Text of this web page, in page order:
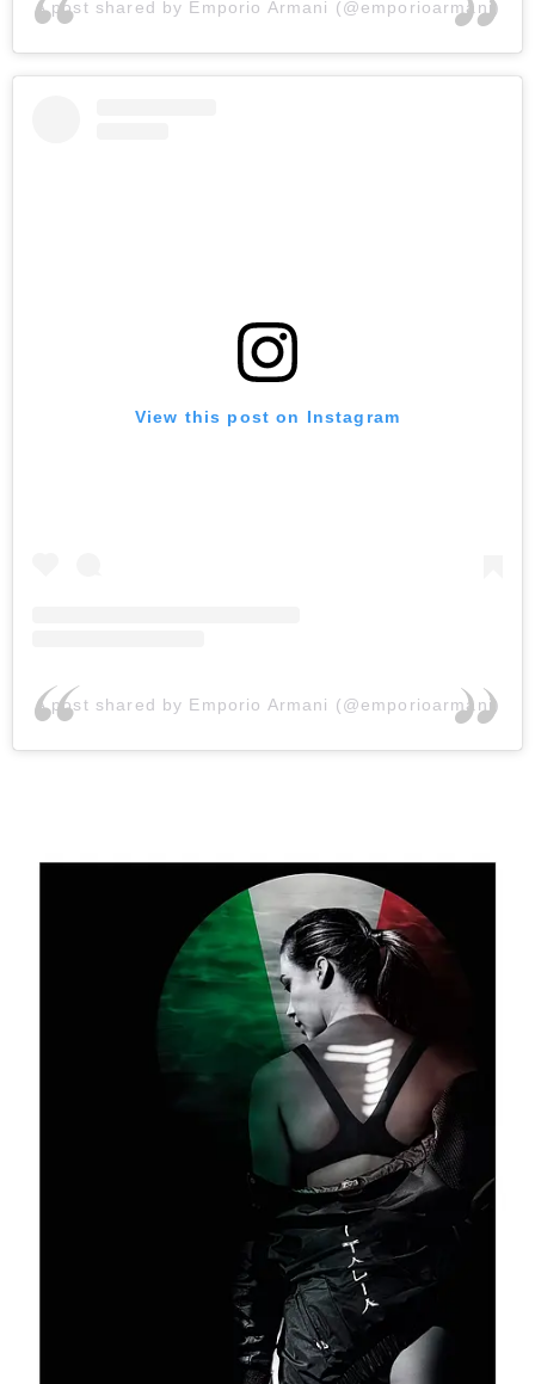
A post shared by Emporio Armani (@emporioarmani)
View this post on Instagram
A post shared by Emporio Armani (@emporioarmani)